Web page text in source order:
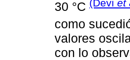
30 °C (Devi et
como
valores
con lo